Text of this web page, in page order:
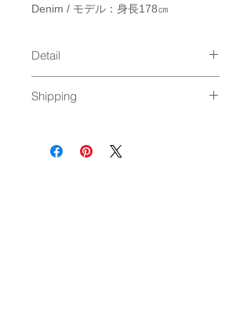
Denim / モデル：身長178㎝
Detail
material：Cotton100%
Shipping